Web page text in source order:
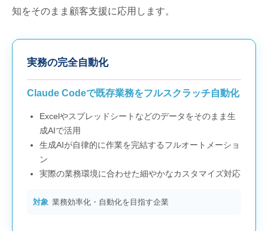
知をそのまま顧客支援に応用します。
実務の完全自動化
Claude Codeで既存業務をフルスクラッチ自動化
Excelやスプレッドシートなどのデータをそのまま生
成AIで活用
生成AIが自律的に作業を完結するフルオートメーショ
ン
実際の業務環境に合わせた細やかなカスタマイズ対応
対象 業務効率化・自動化を目指す企業